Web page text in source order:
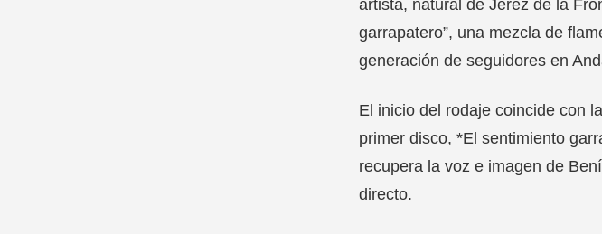
artista, natural de Jerez de la
garrapatero”, una mezcla de
generación de seguidores en
El inicio del rodaje coincide con
primer disco, *El sentimiento
recupera la voz e imagen de
directo.